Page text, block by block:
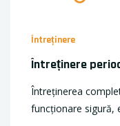
Întreținere
Întreținere
Întreținerea
funcționare sigură,